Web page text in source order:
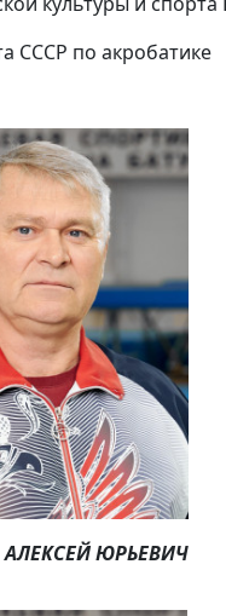
СССР по акробатике
ЮРЬЕВИЧ